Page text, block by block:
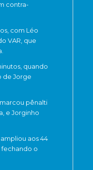
contra-
com Léo
VAR, que
quando
de Jorge
pênalti
, e Jorginho
aos 44
fechando o